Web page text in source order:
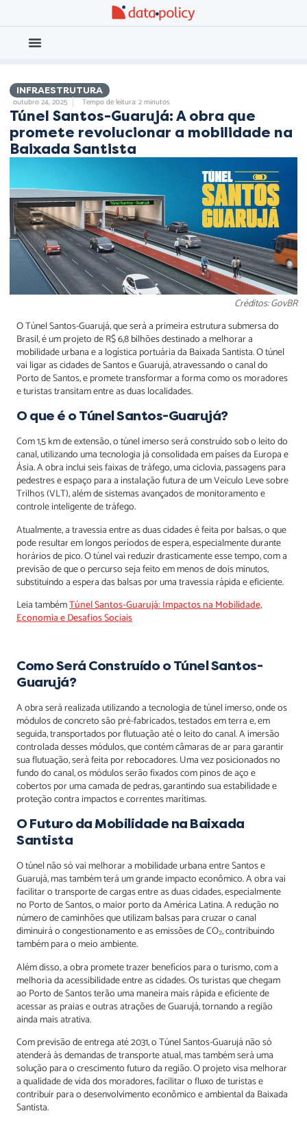
INFRAESTRUTURA
outubro 24, 2025 Tempo de leitura: 2 minutos
Túnel Santos-Guarujá: A obra que
promete revolucionar a mobilidade na
Baixada Santista
Créditos: GovBR
O Túnel Santos-Guarujá, que será a primeira estrutura submersa do
Brasil, é um projeto de R$ 6,8 bilhões destinado a melhorar a
mobilidade urbana e a logística portuária da Baixada Santista. O túnel
vai ligar as cidades de Santos e Guarujá, atravessando o canal do
Porto de Santos, e promete transformar a forma como os moradores
e turistas transitam entre as duas localidades.
O que é o Túnel Santos-Guarujá?
Com 1,5 km de extensão, o túnel imerso será construído sob o leito do
canal, utilizando uma tecnologia já consolidada em países da Europa e
Ásia. A obra inclui seis faixas de tráfego, uma ciclovia, passagens para
pedestres e espaço para a instalação futura de um Veículo Leve sobre
Trilhos (VLT), além de sistemas avançados de monitoramento e
controle inteligente de tráfego.
Atualmente, a travessia entre as duas cidades é feita por balsas, o que
pode resultar em longos períodos de espera, especialmente durante
horários de pico. O túnel vai reduzir drasticamente esse tempo, com a
previsão de que o percurso seja feito em menos de dois minutos,
substituindo a espera das balsas por uma travessia rápida e eficiente.
Leia tambémTúnel Santos-Guarujá: Impactos na Mobilidade,
Economia e Desafios Sociais
Como Será Construído o Túnel Santos-
Guarujá?
A obra será realizada utilizando a tecnologia de túnel imerso, onde os
módulos de concreto são pré-fabricados, testados em terra e, em
seguida, transportados por flutuação até o leito do canal. A imersão
controlada desses módulos, que contém câmaras de ar para garantir
sua flutuação, será feita por rebocadores. Uma vez posicionados no
fundo do canal, os módulos serão fixados com pinos de aço e
cobertos por uma camada de pedras, garantindo sua estabilidade e
proteção contra impactos e correntes marítimas.
O Futuro da Mobilidade na Baixada
Santista
O túnel não só vai melhorar a mobilidade urbana entre Santos e
Guarujá, mas também terá um grande impacto econômico. A obra vai
facilitar o transporte de cargas entre as duas cidades, especialmente
no Porto de Santos, o maior porto da América Latina. A redução no
número de caminhões que utilizam balsas para cruzar o canal
diminuirá o congestionamento e as emissões de CO₂, contribuindo
também para o meio ambiente.
Além disso, a obra promete trazer benefícios para o turismo, com a
melhoria da acessibilidade entre as cidades. Os turistas que chegam
ao Porto de Santos terão uma maneira mais rápida e eficiente de
acessar as praias e outras atrações de Guarujá, tornando a região
ainda mais atrativa.
Com previsão de entrega até 2031, o Túnel Santos-Guarujá não só
atenderá às demandas de transporte atual, mas também será uma
solução para o crescimento futuro da região. O projeto visa melhorar
a qualidade de vida dos moradores, facilitar o fluxo de turistas e
contribuir para o desenvolvimento econômico e ambiental da Baixada
Santista.